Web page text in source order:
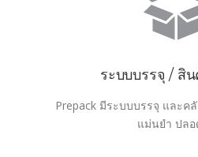
ระบบบรรจุ / สิ
Prepack มีระบบบรรจุ และค
แม่นยำ ปลอ